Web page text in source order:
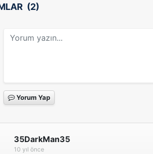
(2)
Yorum Yap
35DarkMan35
10 yıl önce